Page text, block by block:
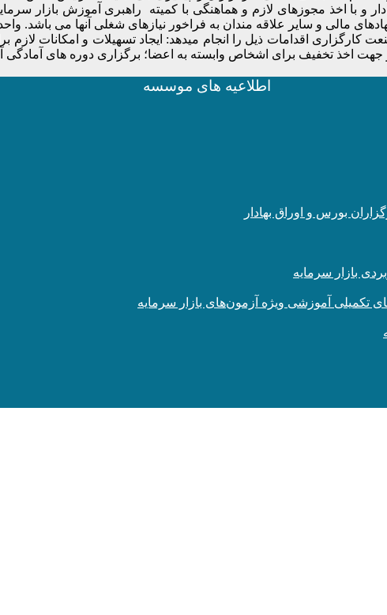
و با اخذ مجوزهای لازم و هماهنگی با کمیته راهبری آموزش بازار
مالی و سایر علاقه­ مندان به فراخور نیازهای شغلی آن­ها می­
اقدامات ذیل را انجام می­دهد: ایجاد تسهیلات و امکانات لازم
اخذ تخفیف برای اشخاص وابسته به اعضا؛ برگزاری دوره ­های آمادگی
اطلاعیه های موسسه
بورس و اوراق بهادار
بازار سرمایه
آموزشی ویژه آزمون‌های بازار سرمایه